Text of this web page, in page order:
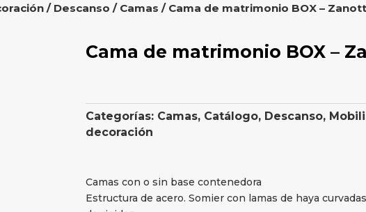
/ Descanso / Camas / Cama de matrimonio BOX –
Cama de matrimonio BOX –
Categorías: Camas, Catálogo, Descanso,
decoración
Camas con o sin base contenedora
Estructura de acero. Somier con lamas de haya